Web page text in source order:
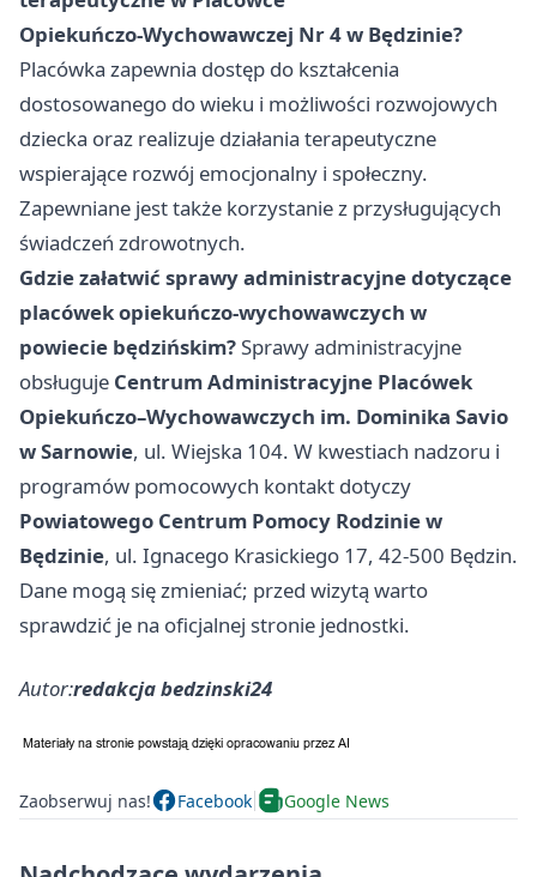
Opiekuńczo‑Wychowawczej Nr 4 w Będzinie?
Placówka zapewnia dostęp do kształcenia
dostosowanego do wieku i możliwości rozwojowych
dziecka oraz realizuje działania terapeutyczne
wspierające rozwój emocjonalny i społeczny.
Zapewniane jest także korzystanie z przysługujących
świadczeń zdrowotnych.
Gdzie załatwić sprawy administracyjne dotyczące
placówek opiekuńczo‑wychowawczych w
powiecie będzińskim?Sprawy administracyjne
obsługuje Centrum Administracyjne Placówek
Opiekuńczo–Wychowawczych im. Dominika Savio
w Sarnowie, ul. Wiejska 104. W kwestiach nadzoru i
programów pomocowych kontakt dotyczy
Powiatowego Centrum Pomocy Rodzinie w
Będzinie, ul. Ignacego Krasickiego 17, 42-500 Będzin.
Dane mogą się zmieniać; przed wizytą warto
sprawdzić je na oficjalnej stronie jednostki.
Autor:redakcja bedzinski24
Zaobserwuj nas! Facebook Google News